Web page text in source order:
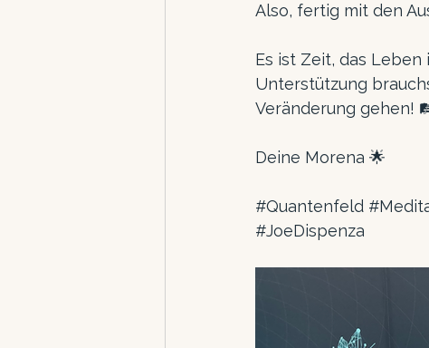
Also, fertig mit den
Es ist Zeit, das
Unterstützung
Veränderung gehen!
Deine Morena 🌟
#Quantenfeld
#JoeDispenza